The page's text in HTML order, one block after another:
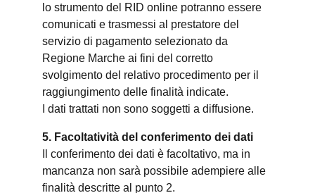
lo strumento del RID online potranno essere
comunicati e trasmessi al prestatore del
servizio di pagamento selezionato da
Regione Marche ai fini del corretto
svolgimento del relativo procedimento per il
raggiungimento delle finalità indicate.
I dati trattati non sono soggetti a diffusione.
5. Facoltatività del conferimento dei dati
Il conferimento dei dati è facoltativo, ma in
mancanza non sarà possibile adempiere alle
finalità descritte al punto 2.